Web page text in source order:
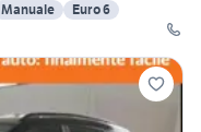
Manuale
Euro 6